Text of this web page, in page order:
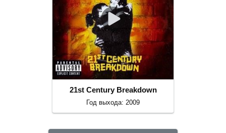
21st Century Breakdown
Год выхода: 2009